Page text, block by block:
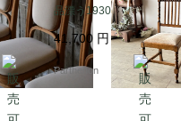
品漂う1930年代オーク
材ツイストレッグ・ダ
イニングチェア【c322-
3】
41,700 円
Parthenon